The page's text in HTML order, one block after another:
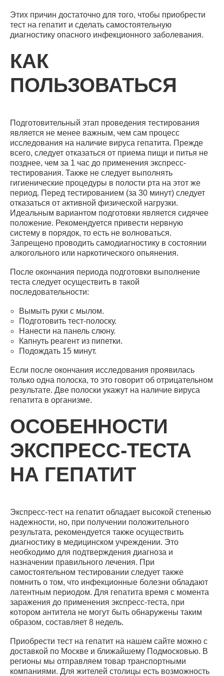
Этих причин достаточно для того, чтобы приобрести
тест на гепатит и сделать самостоятельную
диагностику опасного инфекционного заболевания.
КАК
ПОЛЬЗОВАТЬСЯ
Подготовительный этап проведения тестирования
является не менее важным, чем сам процесс
исследования на наличие вируса гепатита. Прежде
всего, следует отказаться от приема пищи и питья не
позднее, чем за 1 час до применения экспресс-
тестирования. Также не следует выполнять
гигиенические процедуры в полости рта на этот же
период. Перед тестированием (за 30 минут) следует
отказаться от активной физической нагрузки.
Идеальным вариантом подготовки является сидячее
положение. Рекомендуется привести нервную
систему в порядок, то есть не волноваться.
Запрещено проводить самодиагностику в состоянии
алкогольного или наркотического опьянения.
После окончания периода подготовки выполнение
теста следует осуществить в такой
последовательности:
Вымыть руки с мылом.
Подготовить тест-полоску.
Нанести на панель слюну.
Капнуть реагент из пипетки.
Подождать 15 минут.
Если после окончания исследования проявилась
только одна полоска, то это говорит об отрицательном
результате. Две полоски укажут на наличие вируса
гепатита в организме.
ОСОБЕННОСТИ
ЭКСПРЕСС-ТЕСТА
НА ГЕПАТИТ
Экспресс-тест на гепатит обладает высокой степенью
надежности, но, при получении положительного
результата, рекомендуется также осуществить
диагностику в медицинском учреждении. Это
необходимо для подтверждения диагноза и
назначении правильного лечения. При
самостоятельном тестировании следует также
помнить о том, что инфекционные болезни обладают
латентным периодом. Для гепатита время с момента
заражения до применения экспресс-теста, при
котором антитела не могут быть обнаружены таким
образом, составляет 8 недель.
Приобрести тест на гепатит на нашем сайте можно с
доставкой по Москве и ближайшему Подмосковью. В
регионы мы отправляем товар транспортными
компаниями. Для жителей столицы есть возможность